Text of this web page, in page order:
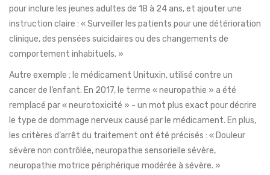
pour inclure les jeunes adultes de 18 à 24 ans, et ajouter une
instruction claire : « Surveiller les patients pour une détérioration
clinique, des pensées suicidaires ou des changements de
comportement inhabituels. »
Autre exemple : le médicament Unituxin, utilisé contre un
cancer de l’enfant. En 2017, le terme « neuropathie » a été
remplacé par « neurotoxicité » - un mot plus exact pour décrire
le type de dommage nerveux causé par le médicament. En plus,
les critères d’arrêt du traitement ont été précisés : « Douleur
sévère non contrôlée, neuropathie sensorielle sévère,
neuropathie motrice périphérique modérée à sévère. »